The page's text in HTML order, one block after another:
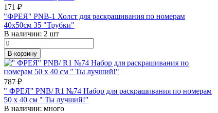
171 ₽
"ФРЕЯ" PNB-1 Холст для раскрашивания по номерам
40х50см 35 "Трубки"
В наличии: 2 шт
В корзину
787 ₽
" ФРЕЯ" PNB/ R1 №74 Набор для раскрашивания по номерам
50 х 40 см " Ты лучший!"
В наличии: много